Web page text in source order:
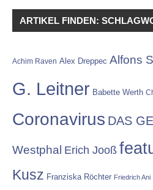
ARTIKEL FINDEN:
Achim Raven Alex Dreppec Alfons
G. Leitner Babette Werth
Coronavirus DAS
Westphal Erich Jooß
Kusz Franziska Röchter Friedrich Ani